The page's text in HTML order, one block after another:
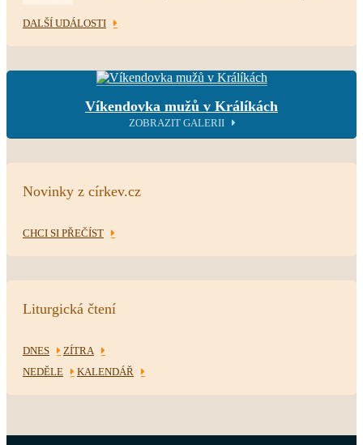
DALŠÍ UDÁLOSTI
Víkendovka mužů v Králíkách
ZOBRAZIT GALERII
Novinky z církev.cz
CHCI SI PŘEČÍST
Liturgická čtení
DNES
ZÍTRA
NEDĚLE
KALENDÁŘ